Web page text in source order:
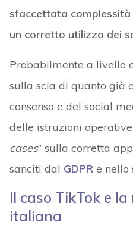
sfaccettata complessità
un corretto utilizzo dei
Probabilmente a livello
sulla scia di quanto già
consenso e del social
delle istruzioni
cases” sulla corretta
sanciti dal GDPR e nello
Il caso TikTok e
italiana